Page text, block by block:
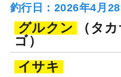
釣行日：2026年4月
グルクン
（タ
ゴ）
イサキ